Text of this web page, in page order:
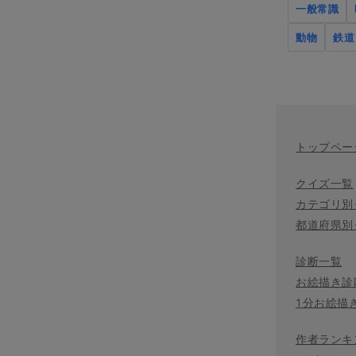
一般常識
動物
鉄道
トップペ
クイズ一覧
カテゴリ
都道府県
診断一覧
お絵描き
1分お絵描
作者ラン